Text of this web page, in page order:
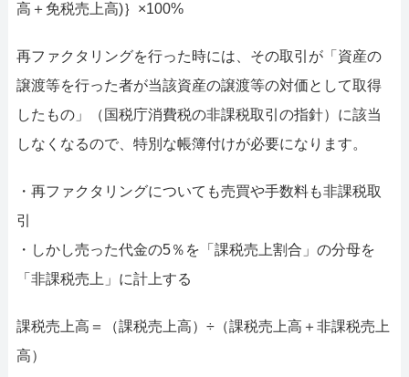
高＋免税売上高)｝×100%
再ファクタリングを行った時には、その取引が「資産の
譲渡等を行った者が当該資産の譲渡等の対価として取得
したもの」（国税庁消費税の非課税取引の指針）に該当
しなくなるので、特別な帳簿付けが必要になります。
・再ファクタリングについても売買や手数料も非課税取
引
・しかし売った代金の5％を「課税売上割合」の分母を
「非課税売上」に計上する
課税売上高＝（課税売上高）÷（課税売上高＋非課税売上
高）